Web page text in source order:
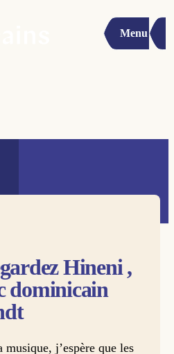
Menu
Hineni ,
dominicain
musique, j’espère que les